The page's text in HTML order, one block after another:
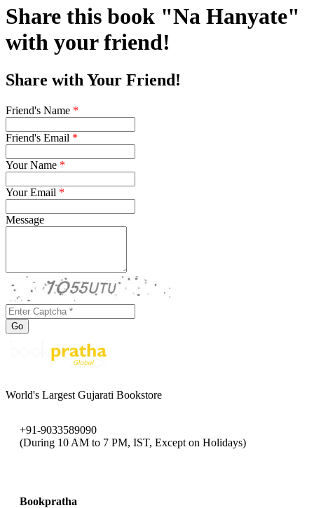
Share this book "Na Hanyate"
with your friend!
Share with Your Friend!
Friend's Name *
Friend's Email *
Your Name *
Your Email *
Message
Go
World's Largest Gujarati Bookstore
+91-9033589090
(During 10 AM to 7 PM, IST, Except on Holidays)
Bookpratha